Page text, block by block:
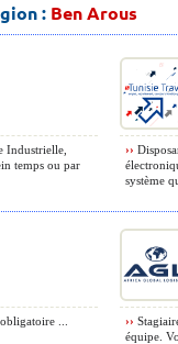
: Ben Arous
Industrielle,
temps ou par
››
système
... ››
équipe.